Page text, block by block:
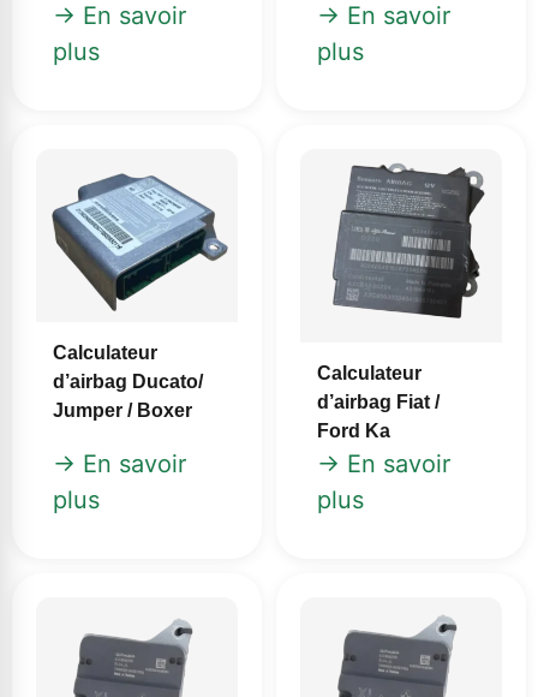
→ En savoir
plus
→ En savoir
plus
Calculateur
d’airbag Ducato/
Jumper / Boxer
→ En savoir
plus
Calculateur
d’airbag Fiat /
Ford Ka
→ En savoir
plus